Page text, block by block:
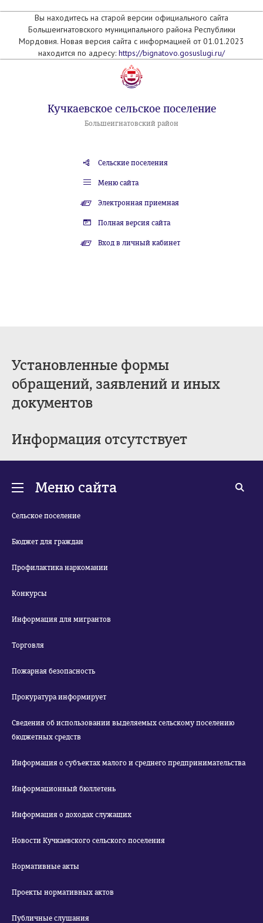
Вы находитесь на старой версии официального сайта
Большеигнатовского муниципального района Республики
Мордовия. Новая версия сайта с информацией от 01.01.2023
находится по адресу: https://bignatovo.gosuslugi.ru/
Кучкаевское сельское поселение
Большеигнатовский район
Сельские поселения
Меню сайта
Электронная приемная
Полная версия сайта
Вход в личный кабинет
Установленные формы
обращений, заявлений и иных
документов
Информация отсутствует
Меню сайта
Сельское поселение
Бюджет для граждан
Профилактика наркомании
Конкурсы
Информация для мигрантов
Торговля
Пожарная безопасность
Прокуратура информирует
Сведения об использовании выделяемых сельскому поселению
бюджетных средств
Информация о субъектах малого и среднего предпринимательства
Информационный бюллетень
Информация о доходах служащих
Новости Кучкаевского сельского поселения
Нормативные акты
Проекты нормативных актов
Публичные слушания